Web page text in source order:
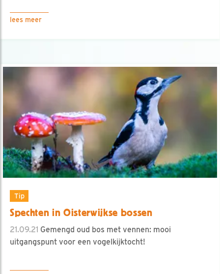
lees meer
Tip
Spechten in Oisterwijkse bossen
21.09.21 Gemengd oud bos met vennen: mooi
uitgangspunt voor een vogelkijktocht!